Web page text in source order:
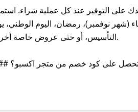
التوفير عند كل عملية شراء.
نوفمبر)، رمضان، اليوم الوطني،
التأسيس، أو حتى عروض خاصة
### كيف تحصل
أو البريد الإلكتروني لإضافته